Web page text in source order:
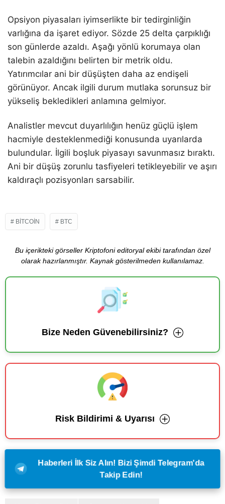
Opsiyon piyasaları iyimserlikte bir tedirginliğin
varlığına da işaret ediyor. Sözde 25 delta çarpıklığı
son günlerde azaldı. Aşağı yönlü korumaya olan
talebin azaldığını belirten bir metrik oldu.
Yatırımcılar ani bir düşüşten daha az endişeli
görünüyor. Ancak ilgili durum mutlaka sorunsuz bir
yükseliş bekledikleri anlamına gelmiyor.
Analistler mevcut duyarlılığın henüz güçlü işlem
hacmiyle desteklenmediği konusunda uyarılarda
bulundular. İlgili boşluk piyasayı savunmasız bıraktı.
Ani bir düşüş zorunlu tasfiyeleri tetikleyebilir ve aşırı
kaldıraçlı pozisyonları sarsabilir.
BITCOIN BTC
Bu içerikteki görseller Kriptofoni editoryal ekibi tarafından özel
olarak hazırlanmıştır. Kaynak gösterilmeden kullanılamaz.
Bize Neden Güvenebilirsiniz?
Risk Bildirimi & Uyarısı
Haberleri İlk Siz Alın! Bizi Şimdi Telegram'da
Takip Edin!